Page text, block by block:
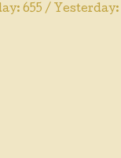
655 / Yesterday: